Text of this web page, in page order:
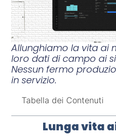
Allunghiamo la vita ai
loro dati di campo ai
Nessun fermo
in servizio.
Tabella dei Contenuti
Lunga vita